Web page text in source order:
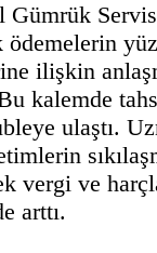
Gümrük
ödemelerin
ilişkin
kalemde
ulaştı.
vergi ve
arttı.